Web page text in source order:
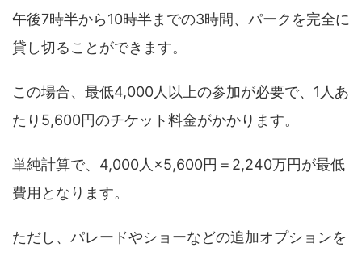
午後7時半から10時半までの3時間、パークを完全に
貸し切ることができます。
この場合、最低4,000人以上の参加が必要で、1人あ
たり5,600円のチケット料金がかかります。
単純計算で、4,000人×5,600円＝2,240万円が最低
費用となります。
ただし、パレードやショーなどの追加オプションを